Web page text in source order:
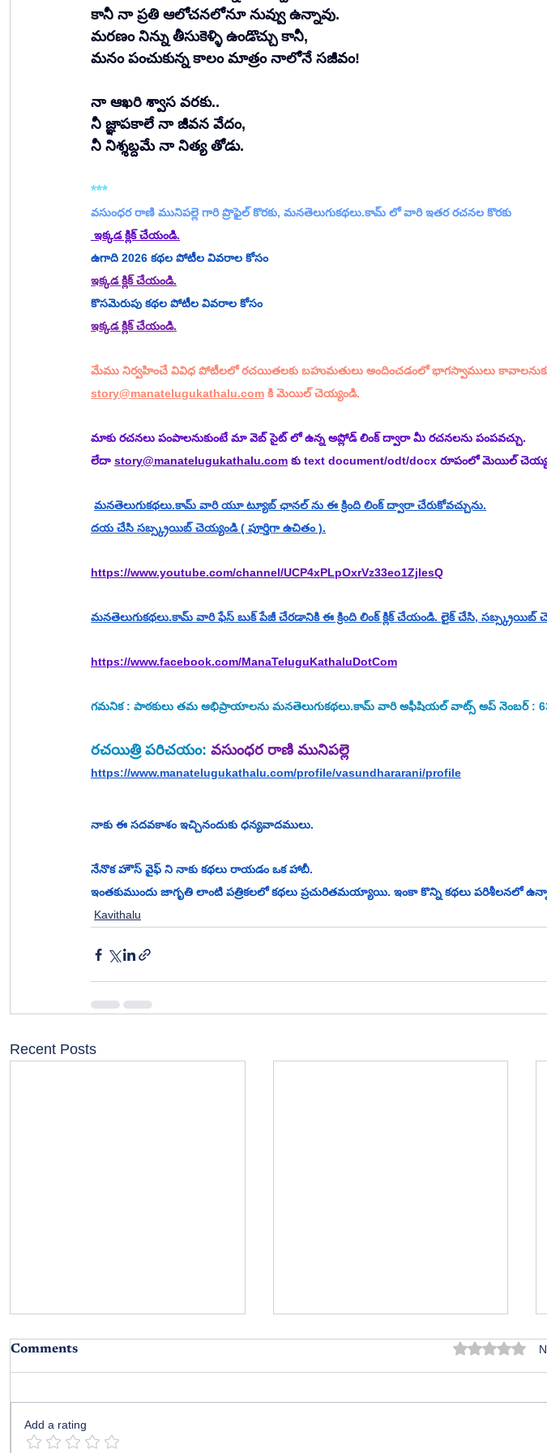
కానీ నా ప్రతి ఆలోచనలోనూ నువ్వు ఉన్నావు.
మరణం నిన్ను తీసుకెళ్ళి ఉండొచ్చు కానీ,
మనం పంచుకున్న కాలం మాత్రం నాలోనే సజీవం!
నా ఆఖరి శ్వాస వరకు..
నీ జ్ఞాపకాలే నా జీవన వేదం,
నీ నిశ్శబ్దమే నా నిత్య తోడు.
***
వసుంధర రాణి మునిపల్లె గారి ప్రొఫైల్ కొరకు, మనతెలుగుకథలు.కామ్ లో వారి ఇతర రచనల కొరకు
ఇక్కడ క్లిక్ చేయండి.
ఉగాది 2026 కథల పోటీల వివరాల కోసం
ఇక్కడ క్లిక్ చేయండి.
కొసమెరుపు కథల పోటీల వివరాల కోసం
ఇక్కడ క్లిక్ చేయండి.
మేము నిర్వహించే వివిధ పోటీలలో రచయితలకు బహుమతులు అందించడంలో భాగస్వాములు
story@manatelugukathalu.com కి మెయిల్ చెయ్యండి.
మాకు రచనలు పంపాలనుకుంటే మా వెబ్ సైట్ లో ఉన్న అప్లోడ్ లింక్ ద్వారా మీ రచనలను పంపవచ్చు.
లేదా story@manatelugukathalu.com కు text document/odt/docx రూపంలో మెయిల్
మనతెలుగుకథలు.కామ్ వారి యూ ట్యూబ్ ఛానల్ ను ఈ క్రింది లింక్ ద్వారా చేరుకోవచ్చును.
దయ చేసి సబ్స్క్రయిబ్ చెయ్యండి ( పూర్తిగా ఉచితం ).
https://www.youtube.com/channel/UCP4xPLpOxrVz33eo1ZjlesQ
మనతెలుగుకథలు.కామ్ వారి ఫేస్ బుక్ పేజీ చేరడానికి ఈ క్రింది లింక్ క్లిక్ చేయండి. లైక్ చేసి, సబ్స్క్రయిబ్
https://www.facebook.com/ManaTeluguKathaluDotCom
గమనిక : పాఠకులు తమ అభిప్రాయాలను మనతెలుగుకథలు.కామ్ వారి అఫీషియల్ వాట్స్ అప్ నెంబర్ :
రచయిత్రి పరిచయం: వసుంధర రాణి మునిపల్లె
https://www.manatelugukathalu.com/profile/vasundhararani/profile
నాకు ఈ సదవకాశం ఇచ్చినందుకు ధన్యవాదములు.
నేనొక హౌస్ వైఫ్ ని నాకు కథలు రాయడం ఒక హాబీ.
ఇంతకుముందు జాగృతి లాంటి పత్రికలలో కథలు ప్రచురితమయ్యాయి. ఇంకా కొన్ని కథలు పరిశీలనలో
Kavithalu
Recent Posts
స్వామీ!
Comments Rated 0 out
Add a rating